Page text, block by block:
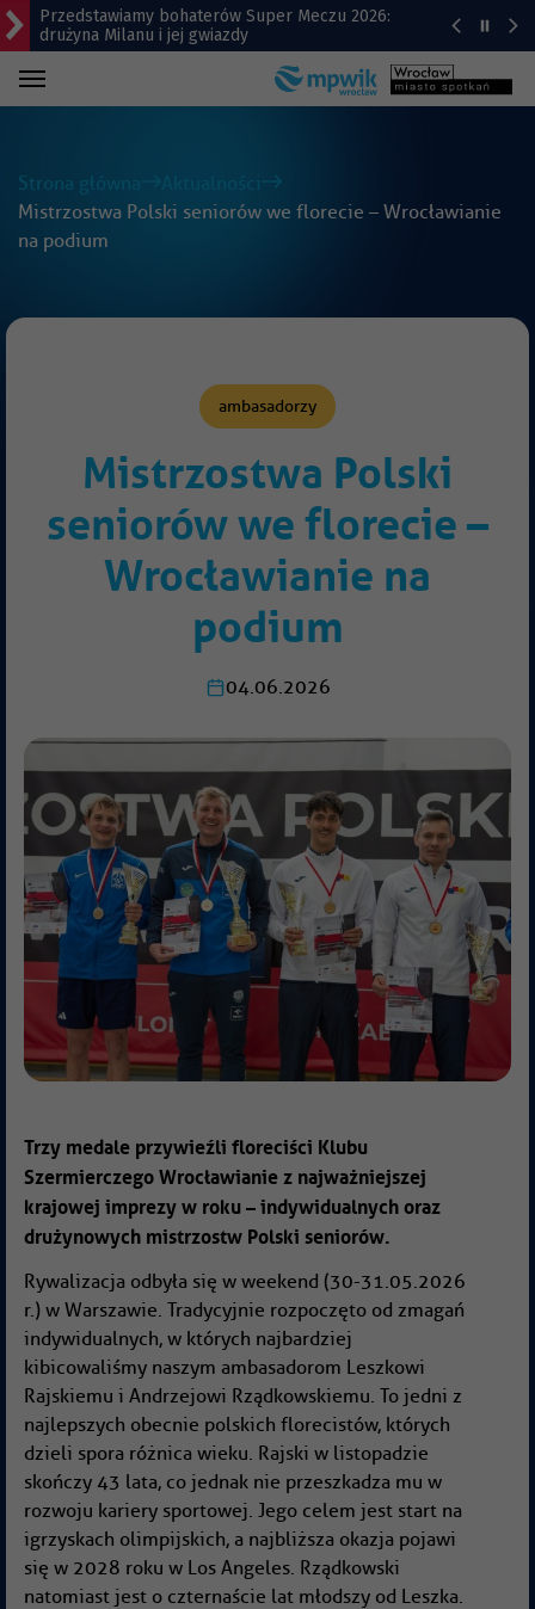
Przedstawiamy bohaterów Super Meczu 2026:
drużyna Milanu i jej gwiazdy
Gwiazdy wystąpią na Dworcu Głównym we
Wrocławiu | TERMINY
będzie duża metamorfoza
Do Marrakeszu bez przesiadek. Nowy kierunek z
Wrocławia
Racławickiej
Strona główna
Mistrzostwa Polski seniorów we florecie – Wrocławianie
na podium
ambasadorzy
Mistrzostwa Polski
seniorów we florecie –
Wrocławianie na
podium
04.06.2026
Trzy medale przywieźli floreciści Klubu
Szermierczego Wrocławianie z najważniejszej
krajowej imprezy w roku – indywidualnych oraz
drużynowych mistrzostw Polski seniorów.
Rywalizacja odbyła się w weekend (30-31.05.2026
r.) w Warszawie. Tradycyjnie rozpoczęto od zmagań
indywidualnych, w których najbardziej
kibicowaliśmy naszym ambasadorom Leszkowi
Rajskiemu i Andrzejowi Rządkowskiemu. To jedni z
najlepszych obecnie polskich florecistów, których
dzieli spora różnica wieku. Rajski w listopadzie
skończy 43 lata, co jednak nie przeszkadza mu w
rozwoju kariery sportowej. Jego celem jest start na
igrzyskach olimpijskich, a najbliższa okazja pojawi
się w 2028 roku w Los Angeles. Rządkowski
natomiast jest o czternaście lat młodszy od Leszka.